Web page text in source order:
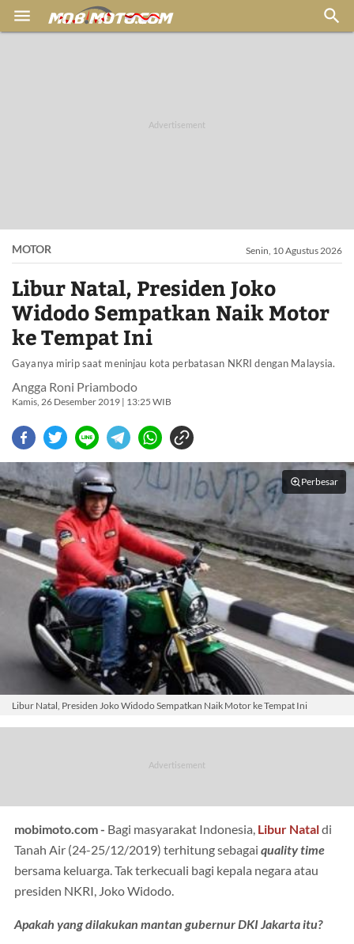
 
MOTOR Senin, 10 Agustus 2026
Libur Natal, Presiden Joko
Widodo Sempatkan Naik Motor
ke Tempat Ini
Gayanya mirip saat meninjau kota perbatasan NKRI dengan Malaysia.
Angga Roni Priambodo
Kamis, 26 Desember 2019 | 13:25 WIB
Perbesar
Libur Natal, Presiden Joko Widodo Sempatkan Naik Motor ke Tempat Ini
mobimoto.com - Bagi masyarakat Indonesia, Libur Nataldi
Tanah Air (24-25/12/2019) terhitung sebagai quality time
bersama keluarga. Tak terkecuali bagi kepala negara atau
presiden NKRI, Joko Widodo.
Apakah yang dilakukan mantan gubernur DKI Jakarta itu?